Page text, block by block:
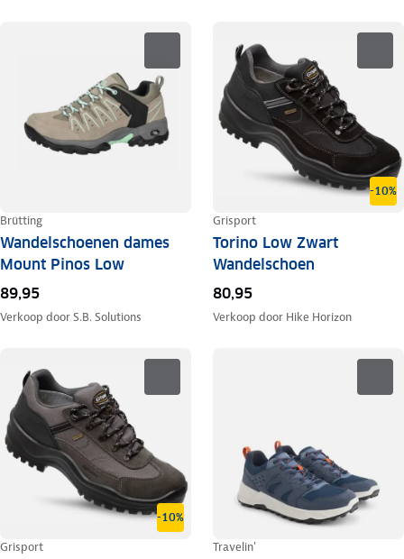
Brütting
Wandelschoenen dames
Mount Pinos Low
89,95
Verkoop doorS.B. Solutions
-10%
Grisport
Torino Low Zwart
Wandelschoen
80,95
Verkoop door Hike Horizon
-10%
Grisport Travelin'